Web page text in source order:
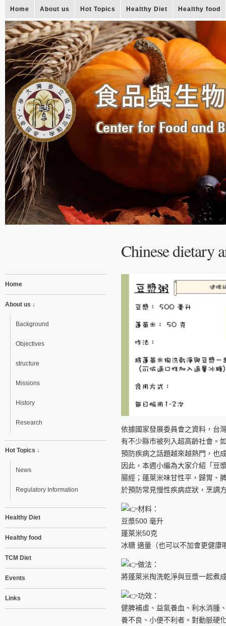
Home About us Hot Topics Healthy Diet Healthy food
Chinese dietary
Home
About us ↓
Background
Objectives
structure
Missions
History
Research
Hot Topics ↓
News
Regulatory Information
Healthy Diet
Healthy food
TCM Diet
Events
Links
依據國家發展委員會之資料，台
有不少縣市被列入超高齡社會。
預防疾病之話題越來越熱門，也
因此，本週小編為大家介紹「豆
腸經；蓬萊米味甘性平，歸胃、
於預防常見慢性疾病症狀，烹調
材料：
豆漿500 毫升
蓬萊米50克
冰糖 適量（也可以不加會更健康
做法：
將蓬萊米掏洗乾淨與豆漿一起煮
功效：
健脾補虛、益氣養血、利水消腫
養不良、小便不利者。對動脈硬